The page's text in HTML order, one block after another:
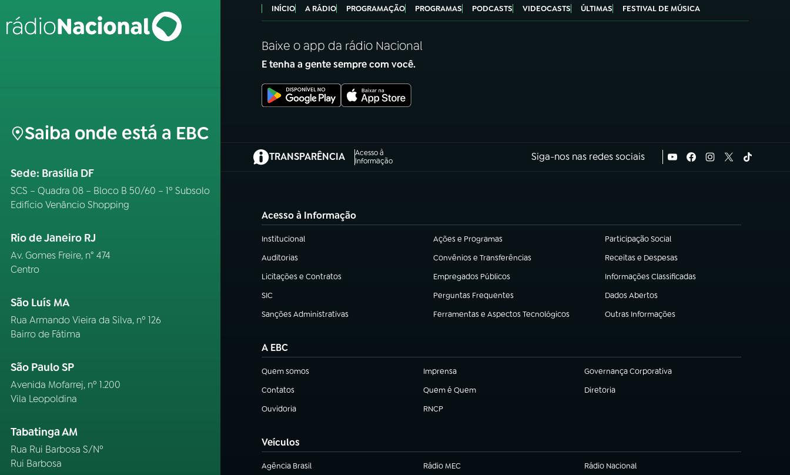
Saiba onde está a EBC
Sede: Brasília DF
SCS – Quadra 08 – Bloco B 50/60 – 1º Subsolo
Edifício Venâncio Shopping
Rio de Janeiro RJ
Av. Gomes Freire, n° 474
Centro
São Luís MA
Rua Armando Vieira da Silva, nº 126
Bairro de Fátima
São Paulo SP
Avenida Mofarrej, nº 1.200
Vila Leopoldina
Tabatinga AM
Rua Rui Barbosa S/Nº
Rui Barbosa
INÍCIO A RÁDIO PROGRAMAÇÃO PROGRAMAS PODCASTS VIDEOCASTS ÚLTIMAS FESTIVAL DE MÚSICA
Baixe o app da rádio Nacional
E tenha a gente sempre com você.
TRANSPARÊNCIA
Acesso à
Informação
(abre em nova aba) Siga-nos nas redes sociais
Acesso à Informação
Institucional
(abre em nova aba) Ações e Programas
(abre em nova aba) Participação Social
(abre em nova aba)
Auditorias
(abre em nova aba) Convênios e Transferências
(abre em nova aba) Receitas e Despesas
(abre em nova aba)
Licitações e Contratos
(abre em nova aba) Empregados Públicos
(abre em nova aba) Informações Classificadas
(abre em nova aba)
SIC
(abre em nova aba) Perguntas Frequentes
(abre em nova aba) Dados Abertos
(abre em nova aba)
Sanções Administrativas
(abre em nova aba) Ferramentas e Aspectos Tecnológicos
(abre em nova aba) Outras Informações
(abre em nova aba)
A EBC
Quem somos
(abre em nova aba) Imprensa
(abre em nova aba) Governança Corporativa
(abre em nova aba)
Contatos
(abre em nova aba) Quem é Quem
(abre em nova aba) Diretoria
(abre em nova aba)
Ouvidoria
(abre em nova aba) RNCP
(abre em nova aba)
Veículos
Agência Brasil
(abre em nova aba) Rádio MEC
(abre em nova aba) Rádio Nacional